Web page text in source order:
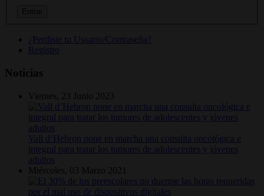
¿Perdiste tu Usuario/Contraseña?
Registro
Noticias
Viernes, 23 Junio 2023
Vall d’Hebron pone en marcha una consulta oncológica e
integral para tratar los tumores de adolescentes y jóvenes
adultos
Miércoles, 03 Marzo 2021